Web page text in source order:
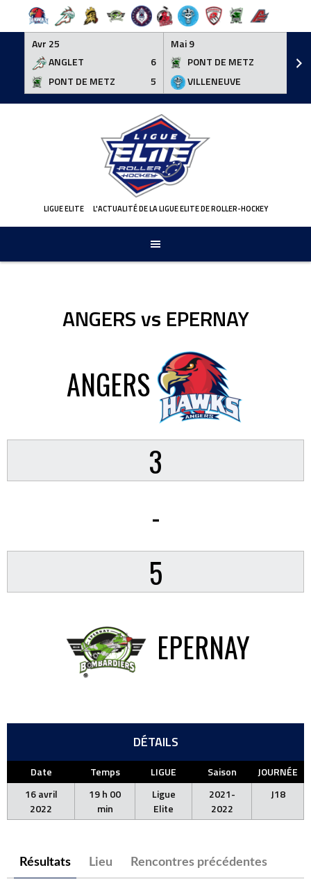
Avr 25
ANGLET
6
PONT DE METZ
5
Mai 9
PONT DE METZ
VILLENEUVE
LIGUE ELITE L'ACTUALITÉ DE LA LIGUE ELITE DE ROLLER-HOCKEY
ANGERS vs EPERNAY
ANGERS
3
-
5
EPERNAY
DÉTAILS
Date Temps LIGUE Saison
JOURNÉE
16 avril
2022
19 h 00
min
Ligue
Elite
2021-
2022
J18
Résultats Lieu Rencontres précédentes